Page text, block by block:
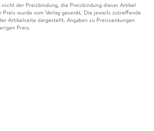
der Preisbindung, die Preisbindung dieser Artikel
Preis wurde vom Verlag gesenkt. Die jeweils zutreffende
Artikelseite dargestellt. Angaben zu Preissenkungen
Preis.